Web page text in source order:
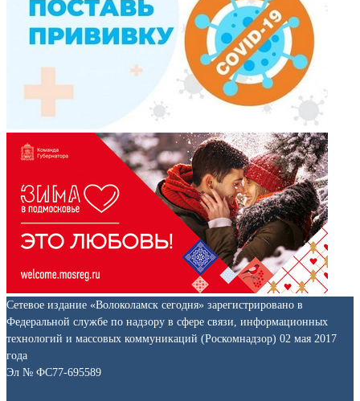
Сетевое издание «Волоколамск сегодня» зарегистрировано в
Федеральной службе по надзору в сфере связи, информационных
технологий и массовых коммуникаций (Роскомнадзор) 02 мая 2017
года
Эл № ФС77-695589